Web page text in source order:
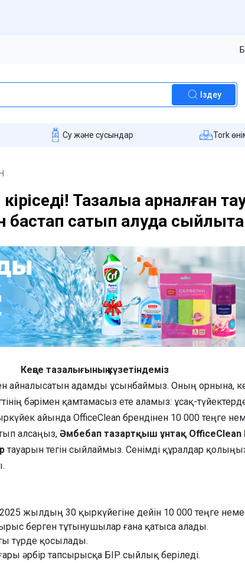
Іздеу
Су және сусындар Tork
Тазалыққа арналған
бастап сатып алуда
Кеңсе тазалығының күзетіндеміз
айналысатын адамды ұсынбаймыз. Оның орнына,
бәрімен қамтамасыз ете аламыз: ұсақ-
айында OfficeClean брендінен 10 000 теңге
алсаңыз,Әмбебап тазартқыш ұнтақ
тауарын тегін сыйлаймыз. Сенімді құралдар
2025 жылдың 30 қыркүйегіне дейін 10 000 теңге
берген тұтынушылар ғана қатыса алады.
түрде қосылады.
әрбір тапсырысқа БІР сыйлық беріледі.